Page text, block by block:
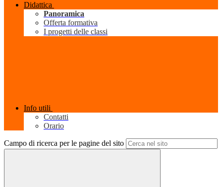
Didattica
Panoramica
Offerta formativa
I progetti delle classi
Info utili
Contatti
Orario
Campo di ricerca per le pagine del sito